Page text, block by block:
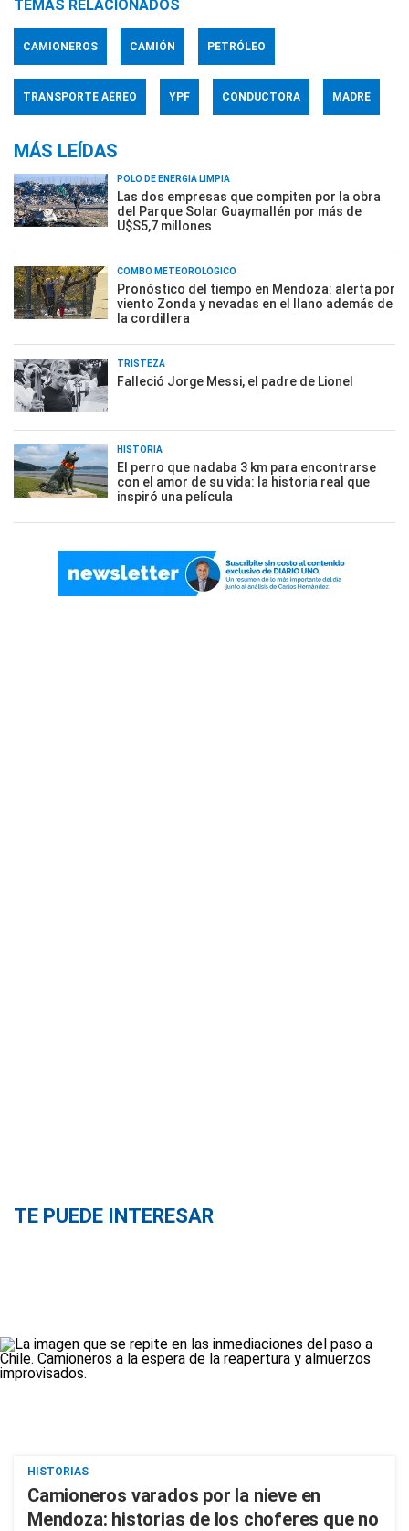
TEMAS RELACIONADOS
CAMIONEROS CAMIÓN PETRÓLEO
TRANSPORTE AÉREO YPF CONDUCTORA MADRE
MÁS LEÍDAS
POLO DE ENERGÍA LIMPIA
Las dos empresas que compiten por la obra
del Parque Solar Guaymallén por más de
U$S5,7 millones
COMBO METEOROLÓGICO
Pronóstico del tiempo en Mendoza: alerta por
viento Zonda y nevadas en el llano además de
la cordillera
TRISTEZA
Falleció Jorge Messi, el padre de Lionel
HISTORIA
El perro que nadaba 3 km para encontrarse
con el amor de su vida: la historia real que
inspiró una película
TE PUEDE INTERESAR
HISTORIAS
Camioneros varados por la nieve en
Mendoza: historias de los choferes que no